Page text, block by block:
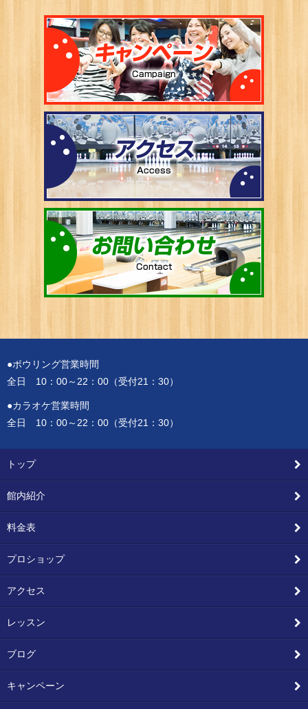
●ボウリング営業時間
全日 10：00～22：00（受付21：30）
●カラオケ営業時間
全日 10：00～22：00（受付21：30）
トップ
館内紹介
料金表
プロショップ
アクセス
レッスン
ブログ
キャンペーン